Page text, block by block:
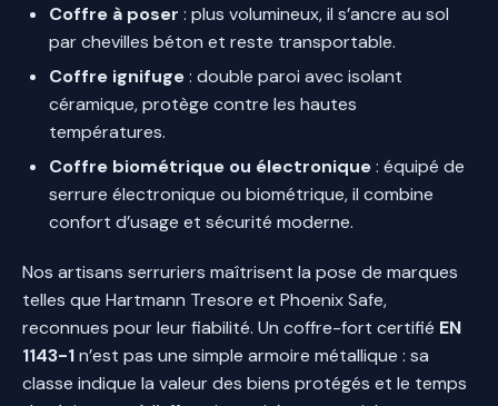
Coffre à poser : plus volumineux, il s’ancre au sol
par chevilles béton et reste transportable.
Coffre ignifuge: double paroi avec isolant
céramique, protège contre les hautes
températures.
Coffre biométrique ou électronique: équipé de
serrure électronique ou biométrique, il combine
confort d’usage et sécurité moderne.
Nos artisans serruriers maîtrisent la pose de marques
telles que Hartmann Tresore et Phoenix Safe,
reconnues pour leur fiabilité. Un coffre-fort certifié EN
1143-1n’est pas une simple armoire métallique : sa
classe indique la valeur des biens protégés et le temps